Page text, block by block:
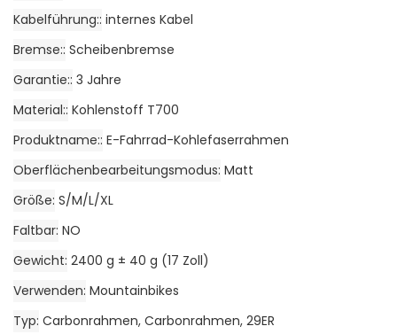
Kabelführung: internes Kabel
Bremse: Scheibenbremse
Garantie: 3 Jahre
Material: Kohlenstoff T700
Produktname: E-Fahrrad-Kohlefaserrahmen
Oberflächenbearbeitungsmodus Matt
Größe S/M/L/XL
Faltbar NO
Gewicht 2400 g ± 40 g (17 Zoll)
Verwenden Mountainbikes
Typ Carbonrahmen, Carbonrahmen, 29ER